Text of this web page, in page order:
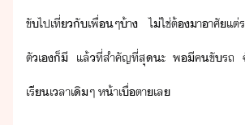
ขั​ไปเที่​ั​เพื่​ๆ​้า​ ​ไ่ใช่​ต้​า​าศั​แ
ตัเ​็​ี​ ​แล้​ที่​สำคัญ​ที่สุ​ะ​ ​พ​ี​คขัรถ​
เรี​เลา​เิ​ๆ​ ​ห้า​เื่​ตา​เล